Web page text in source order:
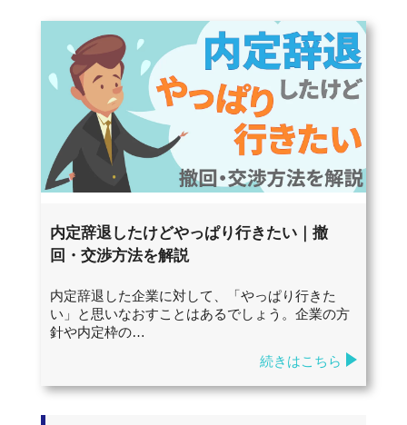
内定辞退したけどやっぱり行きたい｜撤
回・交渉方法を解説
内定辞退した企業に対して、「やっぱり行きた
い」と思いなおすことはあるでしょう。企業の方
針や内定枠の…
続きはこちら